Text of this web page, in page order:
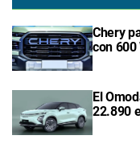
Chery
con
El
22.890